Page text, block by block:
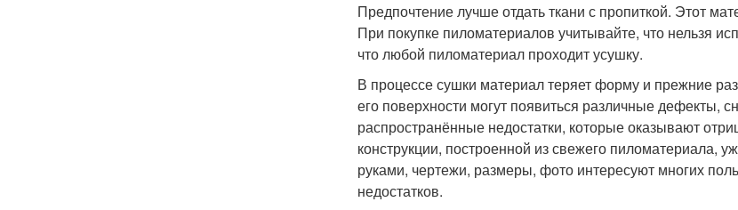
Предпочтение лучше отдать ткани с пропиткой. Этот
При покупке пиломатериалов учитывайте, что нельзя
что любой пиломатериал проходит усушку.
В процессе сушки материал теряет форму и прежние
его поверхности могут появиться различные
распространённые недостатки, которые оказывают
конструкции, построенной из свежего пиломатериала,
руками, чертежи, размеры, фото интересуют многих
недостатков.